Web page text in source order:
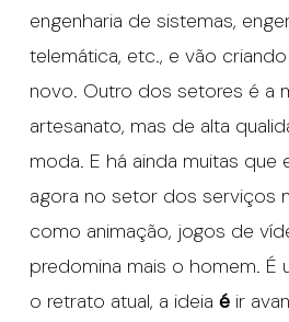
engenharia de sistemas,
telemática, etc., e vão
novo. Outro dos setores é a
artesanato, mas de alta
moda. E há ainda muitas que
agora no setor dos serviços
como animação, jogos de
predomina mais o homem. É
o retrato atual, a ideia éir